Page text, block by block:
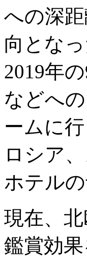
への深
向とな
2019年
などへ
ームに
ロシア
ホテル
現在、
鑑賞効